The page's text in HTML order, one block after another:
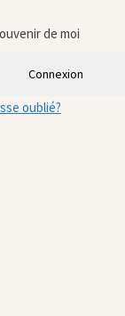
de moi
Connexion
oublié?